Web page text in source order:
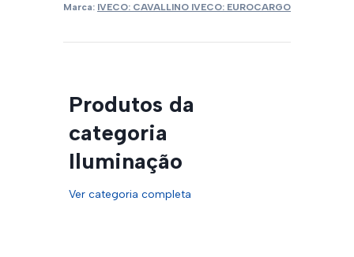
Marca: IVECO: CAVALLINO IVECO: EUROCARGO
Produtos da
categoria
Iluminação
Ver categoria completa